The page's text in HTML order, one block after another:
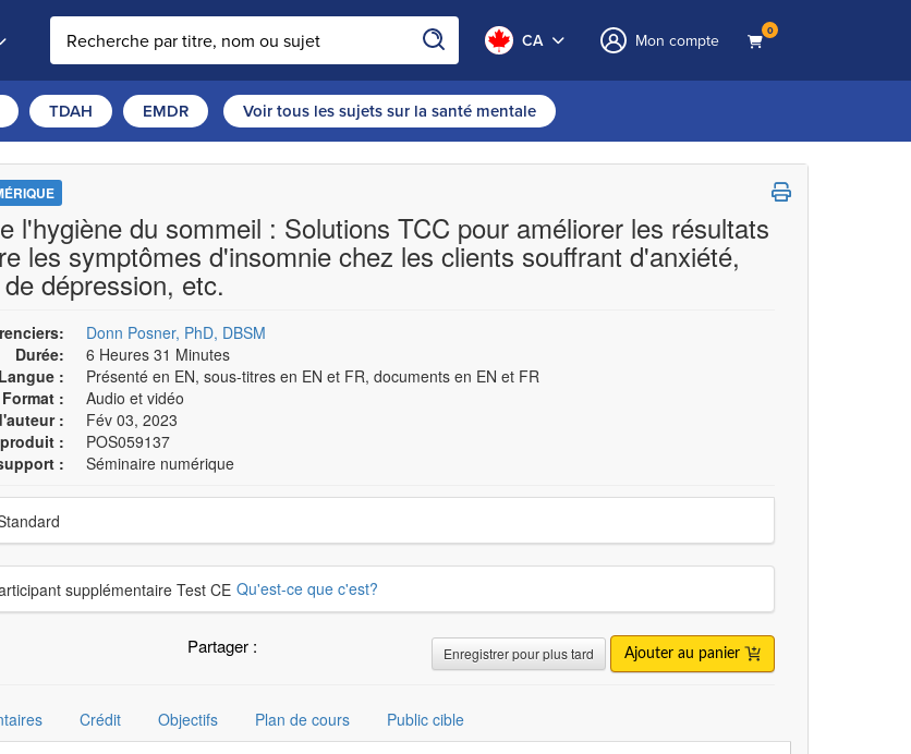
CA Mon compte 0
TDAH EMDR Voir tous les sujets sur la santé mentale
l'hygiène du sommeil : Solutions TCC pour améliorer les résultats
les symptômes d'insomnie chez les clients souffrant d'anxiété,
dépression, etc.
Donn Posner, PhD, DBSM
Durée:
6 Heures 31 Minutes
Langue :
Présenté en EN, sous-titres en EN et FR, documents en EN et FR
Format :
Audio et vidéo
:
Fév 03, 2023
:
POS059137
:
Séminaire numérique
prix
un prix supplémentaire
supplémentaire Test CE Qu'est-ce que c'est?
Partager : Enregistrer pour plus tard Ajouter au panier
Crédit Objectifs Plan de cours Public cible